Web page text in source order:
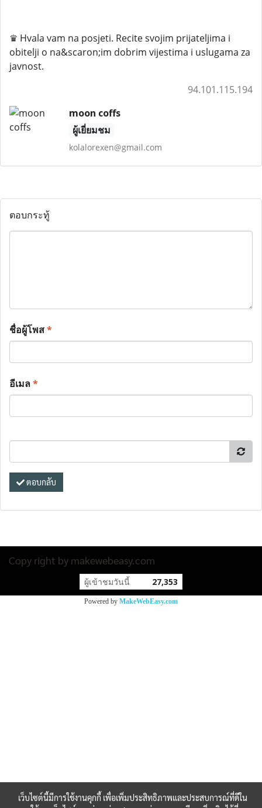
♛ Hvala vam na posjeti. Recite svojim prijateljima i
obitelji o na&scaron;im dobrim vijestima i uslugama za
javnost.
94.101.115.194
moon coffs
ผู้เยี่ยมชม
kolalorexen@gmail.com
ตอบกระทู้
ชื่อผู้โพส*
อีเมล*
ตอบกลับ
Copy right by makewebeasy.com
ผู้เข้าชมวันนี้ 27,353
Powered by MakeWebEasy.com
เว็บไซต์นี้มีการใช้งานคุกกี้ เพื่อเพิ่มประสิทธิภาพและประสบการณ์ที่ดีใน